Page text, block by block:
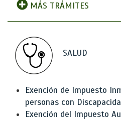
MÁS TRÁMITES
SALUD
Exención de Impuesto
personas con
Exención del Impuesto